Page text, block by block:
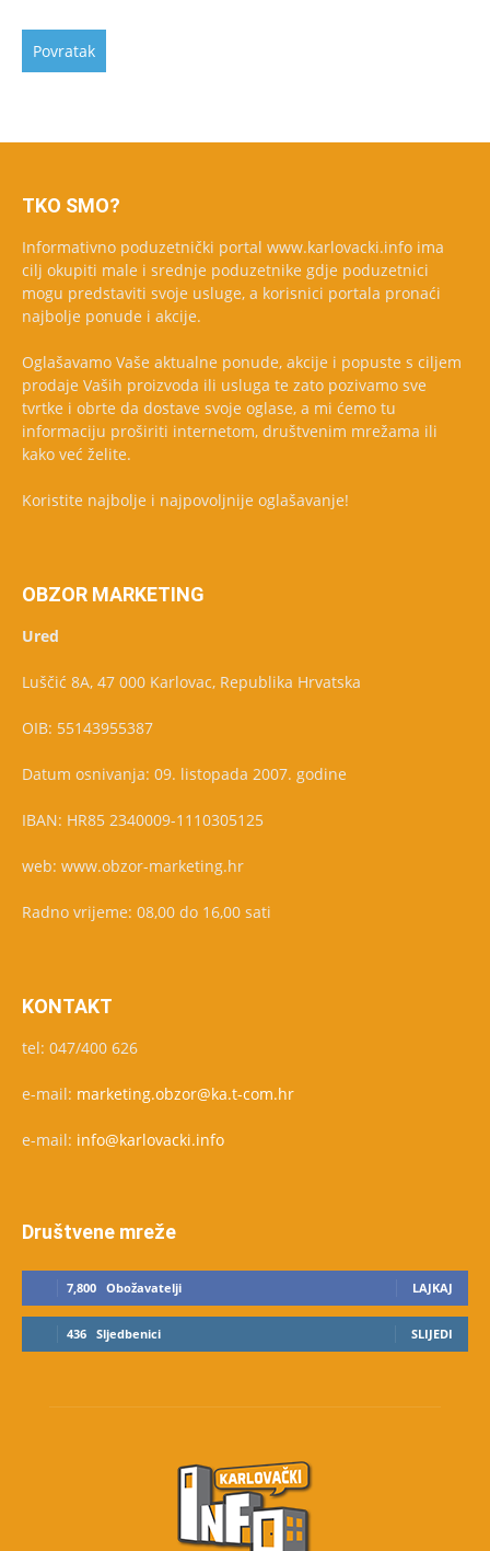
TKO SMO?
Informativno poduzetnički portal www.karlovacki.info ima
cilj okupiti male i srednje poduzetnike gdje poduzetnici
mogu predstaviti svoje usluge, a korisnici portala pronaći
najbolje ponude i akcije.
Oglašavamo Vaše aktualne ponude, akcije i popuste s ciljem
prodaje Vaših proizvoda ili usluga te zato pozivamo sve
tvrtke i obrte da dostave svoje oglase, a mi ćemo tu
informaciju proširiti internetom, društvenim mrežama ili
kako već želite.
Koristite najbolje i najpovoljnije oglašavanje!
OBZOR MARKETING
Ured
Luščić 8A, 47 000 Karlovac, Republika Hrvatska
OIB: 55143955387
Datum osnivanja: 09. listopada 2007. godine
IBAN: HR85 2340009-1110305125
web: www.obzor-marketing.hr
Radno vrijeme: 08,00 do 16,00 sati
KONTAKT
tel: 047/400 626
e-mail: marketing.obzor@ka.t-com.hr
e-mail: info@karlovacki.info
Društvene mreže
7,800 Obožavatelji LAJKAJ
436 Sljedbenici SLIJEDI